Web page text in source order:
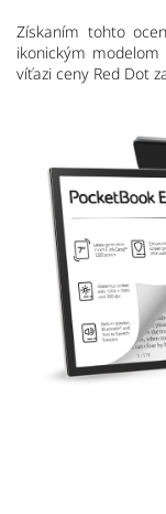
Získaním tohto
ikonickým
víťazi ceny Red Dot